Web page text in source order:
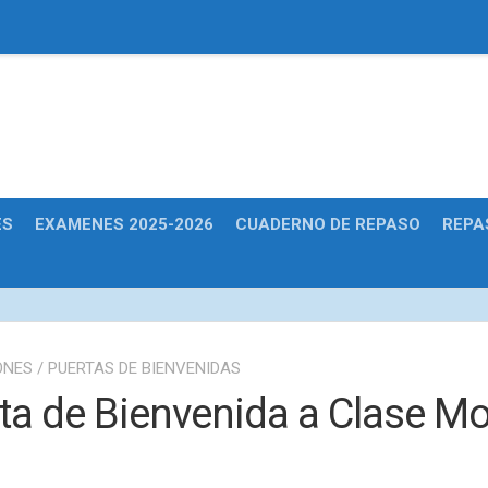
EXAMENES 2025-2026 CUADERNO DE REPASO
/ PUERTAS DE BIENVENIDAS
de Bienvenida a Clase